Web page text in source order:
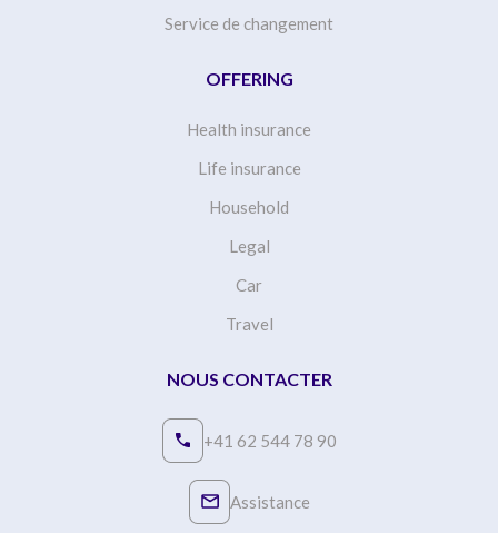
Service de changement
OFFERING
Health insurance
Life insurance
Household
Legal
Car
Travel
NOUS CONTACTER
+41 62 544 78 90
Assistance